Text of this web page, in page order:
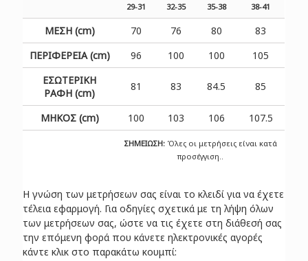
29-31 32-35 35-38 38-41
ΣΗΜΕΙΩΣΗ: Όλες οι μετρήσεις είναι κατά
προσέγγιση..
ΜΕΣΗ (cm) 70 76 80
83
ΠΕΡΙΦΕΡΕΙΑ (cm)
96 100 100
105
ΕΣΩΤΕΡΙΚΗ
ΡΑΦΗ (cm)
81 83 84.5 85
ΜΗΚΟΣ (cm) 100 103 106 107.5
Η γνώση των μετρήσεων σας είναι το κλειδί για να έχετε
τέλεια εφαρμογή. Για οδηγίες σχετικά με τη λήψη όλων
των μετρήσεων σας, ώστε να τις έχετε στη διάθεσή σας
την επόμενη φορά που κάνετε ηλεκτρονικές αγορές
κάντε κλικ στο παρακάτω κουμπί: